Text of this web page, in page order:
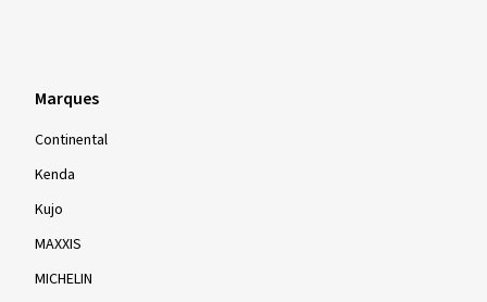
Marques
Continental
Kenda
Kujo
MAXXIS
MICHELIN